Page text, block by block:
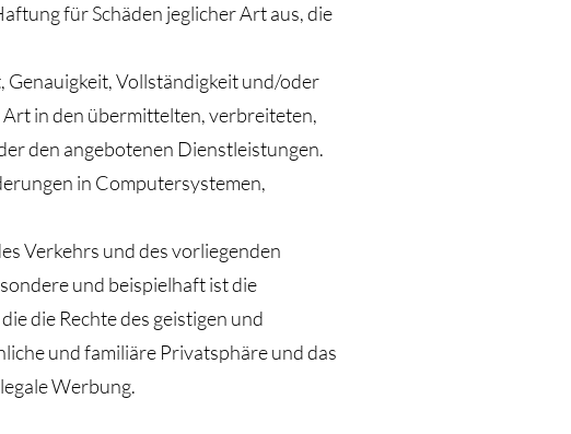
für Schäden jeglicher Art aus, die
Vollständigkeit und/oder
in den übermittelten, verbreiteten,
den angebotenen Dienstleistungen.
in Computersystemen,
Verkehrs und des vorliegenden
und beispielhaft ist die
die Rechte des geistigen und
und familiäre Privatsphäre und das
Werbung.